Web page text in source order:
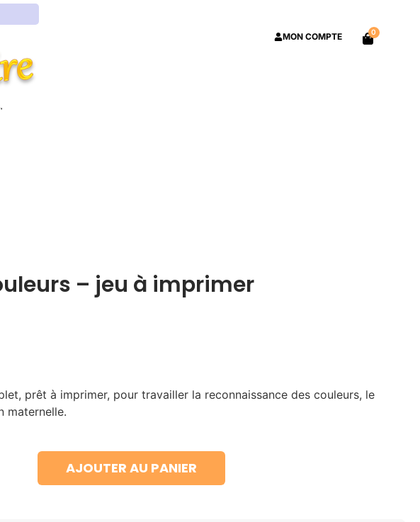
MON COMPTE 0
– jeu à imprimer
prêt à imprimer, pour travailler la reconnaissance des couleurs, le
maternelle.
AJOUTER AU PANIER